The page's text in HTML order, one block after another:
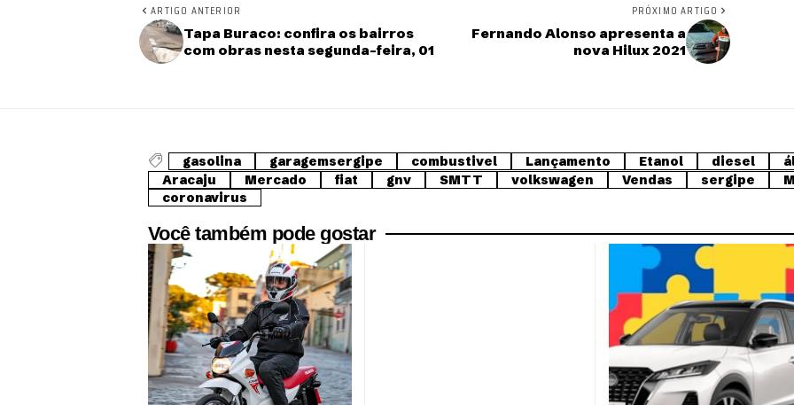
ARTIGO ANTERIOR
Tapa Buraco: confira os bairros
com obras nesta segunda-feira, 01
PRÓXIMO ARTIGO
Fernando Alonso apresenta a
nova Hilux 2021
gasolina garagemsergipe combustivel Lançamento Etanol diesel
Aracaju
Mercado fiat gnv SMTT volkswagen Vendas sergipe
coronavirus
Você também pode gostar